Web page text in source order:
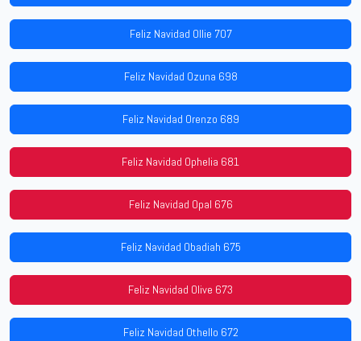
Feliz Navidad Ollie 707
Feliz Navidad Ozuna 698
Feliz Navidad Orenzo 689
Feliz Navidad Ophelia 681
Feliz Navidad Opal 676
Feliz Navidad Obadiah 675
Feliz Navidad Olive 673
Feliz Navidad Othello 672